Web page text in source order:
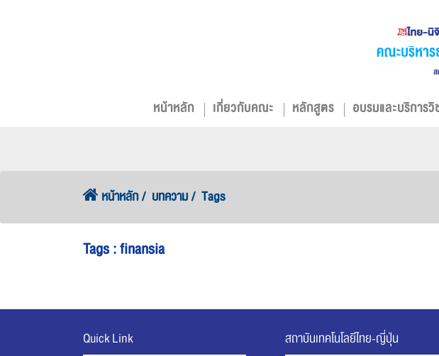
หน้าหลัก เกี่ยวกับคณะ หลักสูตร อบรมและบริการวิ
หน้าหลัก บทความ Tags
Tags : finansia
Quick Link สถาบันเทคโนโลยีไทย-ญี่ปุ่น